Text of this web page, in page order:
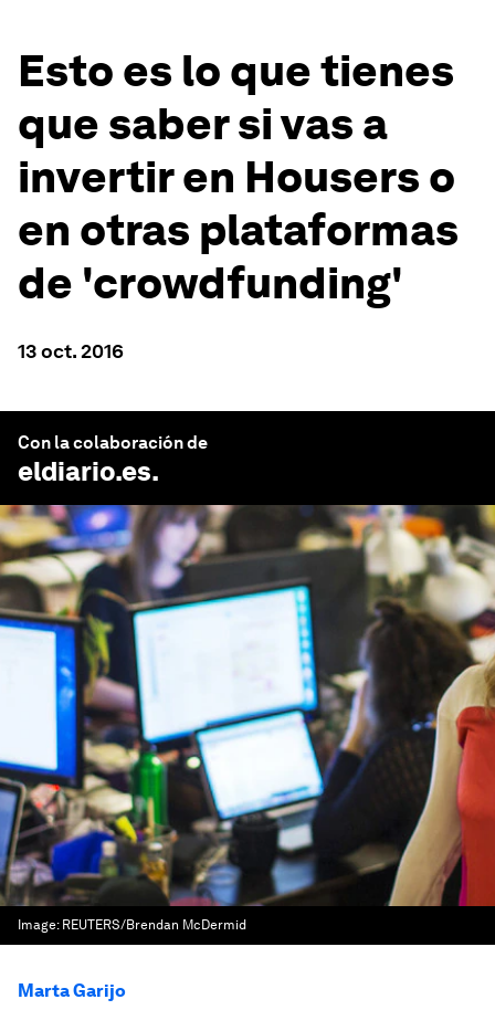
Esto es lo que tienes
que saber si vas a
invertir en Housers o
en otras plataformas
de 'crowdfunding'
13 oct. 2016
Con la colaboración de
eldiario.es.
Image: REUTERS/Brendan McDermid
Marta Garijo